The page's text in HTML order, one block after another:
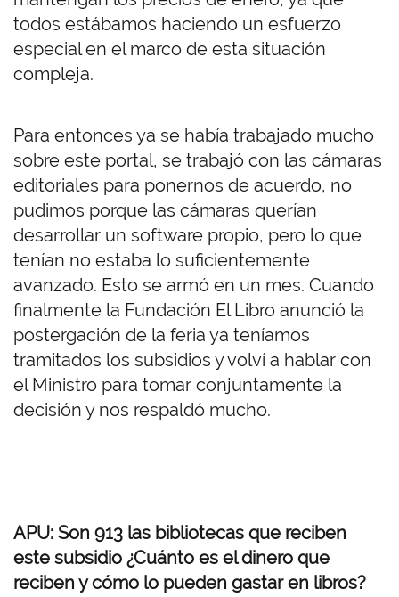
todos estábamos haciendo un esfuerzo
especial en el marco de esta situación
compleja.
Para entonces ya se había trabajado mucho
sobre este portal, se trabajó con las cámaras
editoriales para ponernos de acuerdo, no
pudimos porque las cámaras querían
desarrollar un software propio, pero lo que
tenían no estaba lo suficientemente
avanzado. Esto se armó en un mes. Cuando
finalmente la Fundación El Libro anunció la
postergación de la feria ya teníamos
tramitados los subsidios y volví a hablar con
el Ministro para tomar conjuntamente la
decisión y nos respaldó mucho.
APU: Son 913 las bibliotecas que reciben
este subsidio ¿Cuánto es el dinero que
reciben y cómo lo pueden gastar en libros?